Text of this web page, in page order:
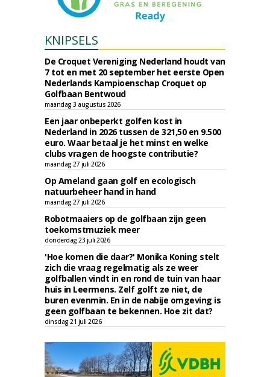
KNIPSELS
De Croquet Vereniging Nederland houdt van
7 tot en met 20 september het eerste Open
Nederlands Kampioenschap Croquet op
Golfbaan Bentwoud
maandag 3 augustus 2026
Een jaar onbeperkt golfen kost in
Nederland in 2026 tussen de 321,50 en 9.500
euro. Waar betaal je het minst en welke
clubs vragen de hoogste contributie?
maandag 27 juli 2026
Op Ameland gaan golf en ecologisch
natuurbeheer hand in hand
maandag 27 juli 2026
Robotmaaiers op de golfbaan zijn geen
toekomstmuziek meer
donderdag 23 juli 2026
'Hoe komen die daar?' Monika Koning stelt
zich die vraag regelmatig als ze weer
golfballen vindt in en rond de tuin van haar
huis in Leermens. Zelf golft ze niet, de
buren evenmin. En in de nabije omgeving is
geen golfbaan te bekennen. Hoe zit dat?
dinsdag 21 juli 2026